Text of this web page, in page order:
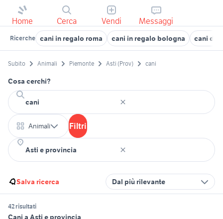
Home Cerca Vendi Messaggi
Ricerche cani in regalo roma cani in regalo bologna cani da
Subito Animali Piemonte Asti (Prov) cani
Cosa cerchi?
Animali Filtri
Salva ricerca Dal più rilevante
42 risultati
Cani a Asti e provincia